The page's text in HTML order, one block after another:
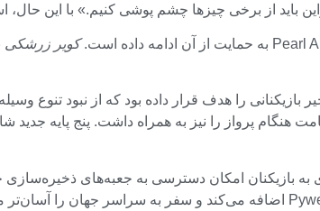
باید از برخی چیزها چشم پوشی کنیم.» با این
کویر زرشکی
بازیکنانی را هدف قرار داده بود که از نبود تنوع
به بازیکنان امکان دسترسی به جعبه‌های